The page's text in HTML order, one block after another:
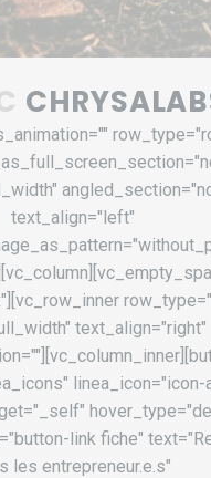
text_align="left"
text_align="right"
linea_icon="icon-
link fiche"
les entrepreneur.e.s"